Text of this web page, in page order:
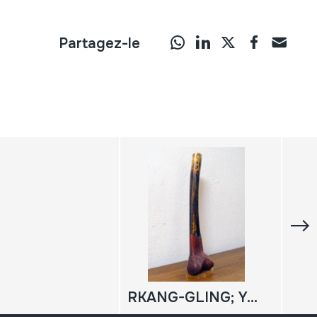
Partagez-le
RKANG-GLING; YOGINS